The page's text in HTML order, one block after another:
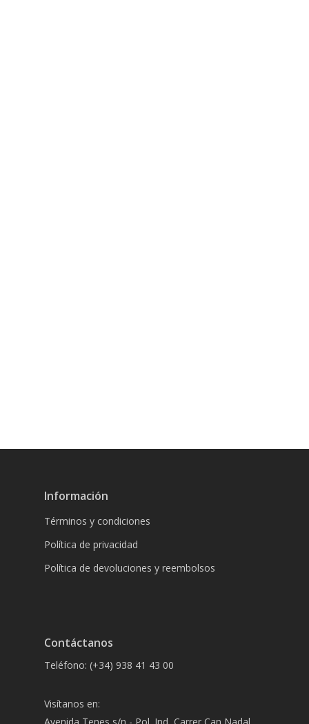
Información
Términos y condiciones
Política de privacidad
Política de devoluciones y reembolsos
Contáctanos
Teléfono: (+34) 938 41 43 00
Visítanos en: